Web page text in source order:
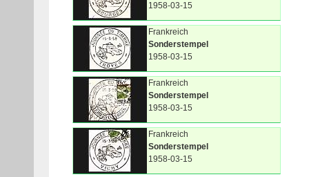
1958-03-15
Frankreich
Sonderstempel
1958-03-15
Frankreich
Sonderstempel
1958-03-15
Frankreich
Sonderstempel
1958-03-15